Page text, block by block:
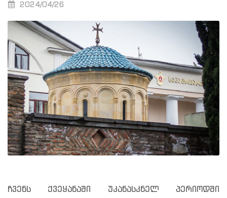
2024/04/26
ჩვენს ქვეყანაში უკანასკნელ პერიოდში